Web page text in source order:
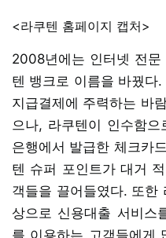
<라쿠텐 홈페이지 캡처>
2008년에는 인터넷 전
텐 뱅크로 이름을 바꿨다
지급결제에 주력하는 바
으나, 라쿠텐이 인수함
은행에서 발급한 체크카
텐 슈퍼 포인트가 대거
객들을 끌어들였다. 또한
상으로 신용대출 서비스
를 이용하는 고객들에게